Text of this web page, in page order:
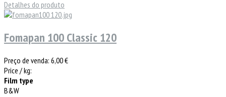
Detalhes do produto
Fomapan 100 Classic 120
Preço de venda: 6,00 €
Price / kg:
Film type
B&W